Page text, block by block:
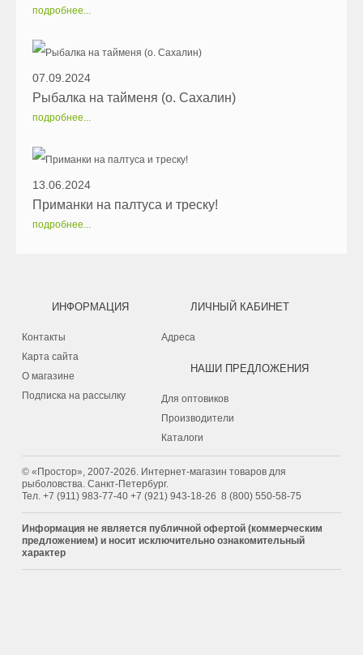
подробнее...
07.09.2024
Рыбалка на тайменя (о. Сахалин)
подробнее...
13.06.2024
Приманки на палтуса и треску!
подробнее...
ИНФОРМАЦИЯ
Контакты
Карта сайта
О магазине
Подписка на рассылку
ЛИЧНЫЙ КАБИНЕТ
Адреса
НАШИ ПРЕДЛОЖЕНИЯ
Для оптовиков
Производители
Каталоги
© «Простор», 2007-2026. Интернет-магазин товаров для
рыболовства. Санкт-Петербург.
Тел. +7 (911) 983-77-40 ‭+7 (921) 943-18-26 8 (800) 550-58-75‬
Информация не является публичной офертой (коммерческим
предложением) и носит исключительно ознакомительный
характер